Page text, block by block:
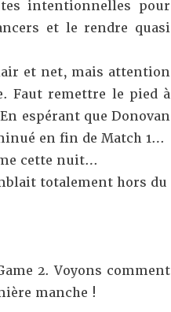
intentionnelles pour
et le rendre quasi
et net, mais attention
Faut remettre le pied à
espérant que Donovan
en fin de Match 1…
cette nuit…
totalement hors du
2. Voyons comment
manche !